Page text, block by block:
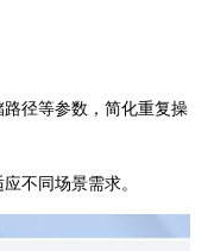
径等参数，简化重复操
不同场景需求。